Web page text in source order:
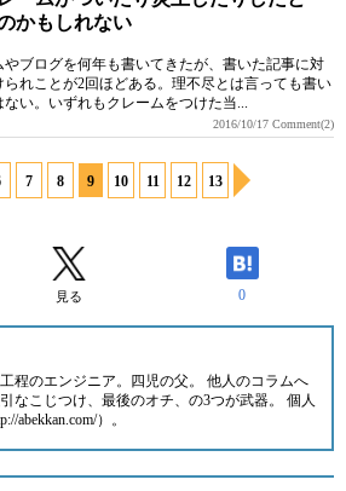
かもしれない
ブログを何年も書いてきたが、書いた記事に対
れことが2回ほどある。理不尽とは言っても書い
い。いずれもクレームをつけた当...
2016/10/17 Comment(2)
7 8 9 10 11 12 13
見る 0
程のエンジニア。四児の父。 他人のコラムへ
なこじつけ、最後のオチ、の3つが武器。 個人
abekkan.com/）。